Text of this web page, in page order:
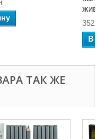
В
ТАК ЖЕ